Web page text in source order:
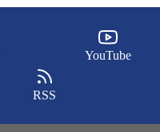
YouTube
RSS